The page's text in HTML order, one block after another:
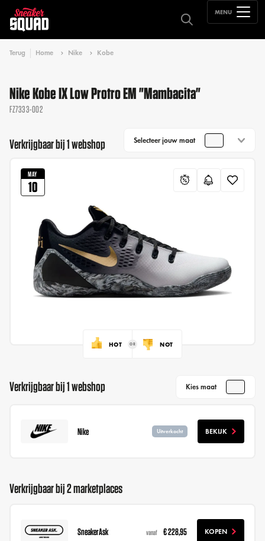
MENU
Terug Home Nike Kobe
Nike Kobe IX Low Protro EM "Mambacita"
FZ7333-002
Verkrijgbaar bij 1 webshop Selecteer jouw maat
MAY
10
HOT NOT
Verkrijgbaar bij 1 webshop Kies maat
Nike Uitverkocht BEKIJK
Verkrijgbaar bij 2 marketplaces
SneakerAsk vanaf € 228,95 KOPEN